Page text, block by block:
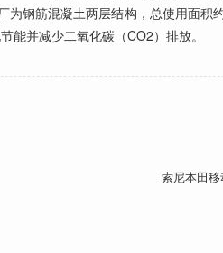
钢筋混凝土两层结构，总使用面积
能并减少二氧化碳（CO2）排放。
索尼本田